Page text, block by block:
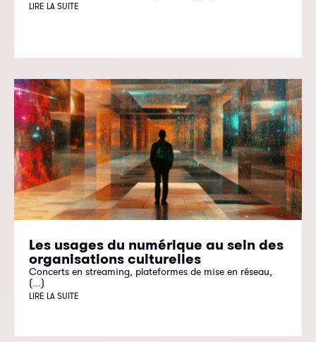
LIRE LA SUITE
Les usages du numérique au sein des
organisations culturelles
Concerts en streaming, plateformes de mise en réseau,
(...)
LIRE LA SUITE